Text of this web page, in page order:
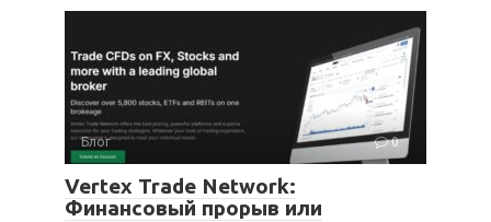
Блог 0
Vertex Trade Network:
Финансовый прорыв или